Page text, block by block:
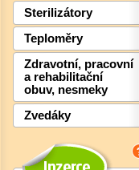
Sterilizátory
Teploměry
Zdravotní, pracovní
a rehabilitační
obuv, nesmeky
Zvedáky